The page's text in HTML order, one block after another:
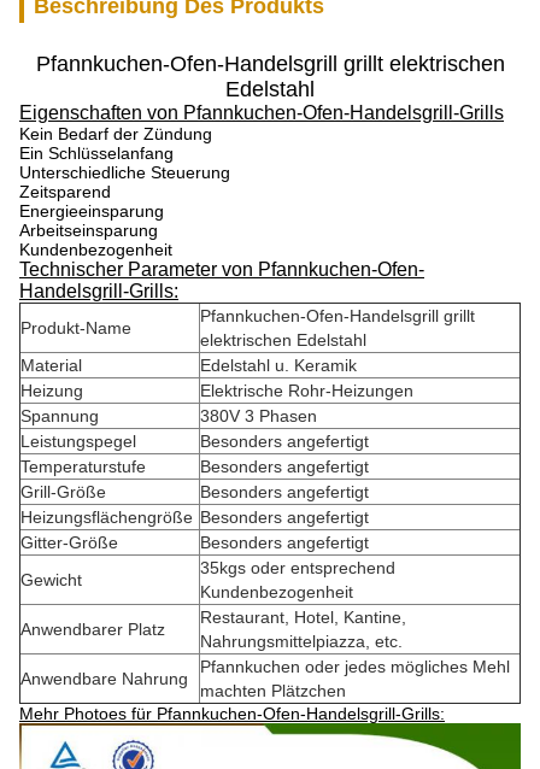
Beschreibung Des Produkts
Pfannkuchen-Ofen-Handelsgrill grillt elektrischen
Edelstahl
Eigenschaften von Pfannkuchen-Ofen-Handelsgrill-Grills
Kein Bedarf der Zündung
Ein Schlüsselanfang
Unterschiedliche Steuerung
Zeitsparend
Energieeinsparung
Arbeitseinsparung
Kundenbezogenheit
Technischer Parameter von Pfannkuchen-Ofen-
Handelsgrill-Grills:
Produkt-Name
Pfannkuchen-Ofen-Handelsgrill grillt
elektrischen Edelstahl
Material
Edelstahl u. Keramik
Heizung
Elektrische Rohr-Heizungen
Spannung
380V 3 Phasen
Leistungspegel
Besonders angefertigt
Temperaturstufe
Besonders angefertigt
Grill-Größe
Besonders angefertigt
Heizungsflächengröße Besonders angefertigt
Gitter-Größe
Besonders angefertigt
Gewicht
35kgs oder entsprechend
Kundenbezogenheit
Anwendbarer Platz
Restaurant, Hotel, Kantine,
Nahrungsmittelpiazza, etc.
Anwendbare Nahrung
Pfannkuchen oder jedes mögliches Mehl
machten Plätzchen
Mehr Photoes für Pfannkuchen-Ofen-Handelsgrill-Grills: